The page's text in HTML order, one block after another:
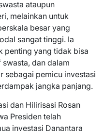
ataupun
melainkan untuk
besar yang
sangat tinggi. Ia
penting yang tidak bisa
dan dalam
sebagai pemicu investasi
jangka panjang.
dan Hilirisasi Rosan
Presiden telah
investasi Danantara